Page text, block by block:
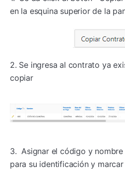
en la esquina superior de la
2. Se ingresa al contrato ya
copiar
3. Asignar el código y
para su identificación y